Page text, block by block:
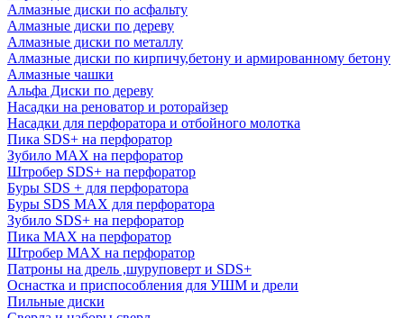
Алмазные диски по асфальту
Алмазные диски по дереву
Алмазные диски по металлу
Алмазные диски по кирпичу,бетону и армированному бетону
Алмазные чашки
Альфа Диски по дереву
Насадки на реноватор и роторайзер
Насадки для перфоратора и отбойного молотка
Пика SDS+ на перфоратор
Зубило MAX на перфоратор
Штробер SDS+ на перфоратор
Буры SDS + для перфоратора
Буры SDS MAX для перфоратора
Зубило SDS+ на перфоратор
Пика MAX на перфоратор
Штробер MAX на перфоратор
Патроны на дрель ,шуруповерт и SDS+
Оснастка и приспособления для УШМ и дрели
Пильные диски